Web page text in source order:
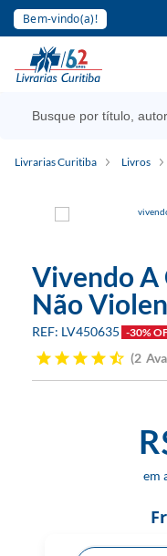
Bem-vindo(a)!
Livrarias Curitiba Livros
Vivendo A
Não
LV450635 -30%
2